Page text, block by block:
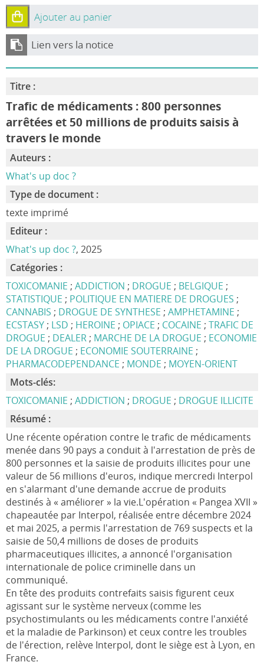
Ajouter au panier
Lien vers la notice
Titre :
Trafic de médicaments : 800 personnes
arrêtées et 50 millions de produits saisis à
travers le monde
Auteurs :
What's up doc ?
Type de document :
texte imprimé
Editeur :
What's up doc ?, 2025
Catégories :
TOXICOMANIE ; ADDICTION ; DROGUE ; BELGIQUE ;
STATISTIQUE ; POLITIQUE EN MATIERE DE DROGUES ;
CANNABIS ; DROGUE DE SYNTHESE ; AMPHETAMINE ;
ECSTASY; LSD ; HEROINE ; OPIACE ; COCAINE ; TRAFIC DE
DROGUE ; DEALER; MARCHE DE LA DROGUE ; ECONOMIE
DE LA DROGUE ; ECONOMIE SOUTERRAINE ;
PHARMACODEPENDANCE ; MONDE ; MOYEN-ORIENT
Mots-clés:
TOXICOMANIE ; ADDICTION ; DROGUE ; DROGUE ILLICITE
Résumé :
Une récente opération contre le trafic de médicaments
menée dans 90 pays a conduit à l'arrestation de près de
800 personnes et la saisie de produits illicites pour une
valeur de 56 millions d'euros, indique mercredi Interpol
en s'alarmant d'une demande accrue de produits
destinés à « améliorer » la vie.L'opération « Pangea XVII »
chapeautée par Interpol, réalisée entre décembre 2024
et mai 2025, a permis l'arrestation de 769 suspects et la
saisie de 50,4 millions de doses de produits
pharmaceutiques illicites, a annoncé l'organisation
internationale de police criminelle dans un
communiqué.
En tête des produits contrefaits saisis figurent ceux
agissant sur le système nerveux (comme les
psychostimulants ou les médicaments contre l'anxiété
et la maladie de Parkinson) et ceux contre les troubles
de l'érection, relève Interpol, dont le siège est à Lyon, en
France.